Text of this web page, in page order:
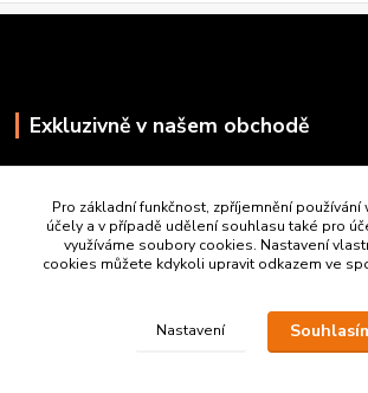
Exkluzivně v našem obchodě
Pro základní funkčnost, zpříjemnění používání
účely a v případě udělení souhlasu také pro
využíváme soubory cookies. Nastavení
cookies můžete kdykoli upravit odkazem ve
Nastavení